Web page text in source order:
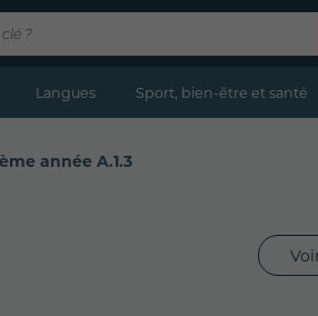
Langues Sport, bien-être et santé
année A.1.3